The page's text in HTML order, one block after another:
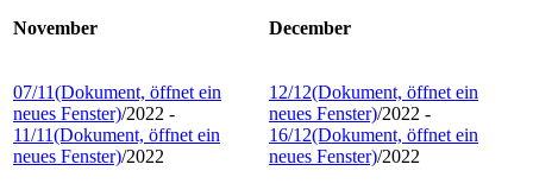
November December
07/11(Dokument, öffnet ein
neues Fenster)/2022 -
11/11(Dokument, öffnet ein
neues Fenster)/2022
12/12(Dokument, öffnet ein
neues Fenster)/2022 -
16/12(Dokument, öffnet ein
neues Fenster)/2022